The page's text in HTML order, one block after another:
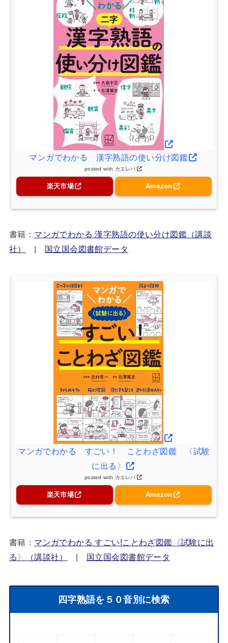
マンガでわかる 漢字熟語の使い分け図鑑
posted with カエレバ
楽天市場 Amazon
書籍： マンガでわかる 漢字熟語の使い分け図鑑（講談
社）
| 国立国会図書館データ
マンガでわかる すごい！ ことわざ図鑑 〈試験
に出る〉
posted with カエレバ
楽天市場 Amazon
書籍： マンガでわかる すごい!ことわざ図鑑〈試験に出
る〉（講談社）
| 国立国会図書館データ
四字熟語を５０音別に検索